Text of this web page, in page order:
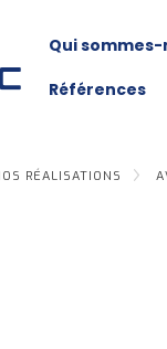
Qui sommes-
Références
RÉALISATIONS